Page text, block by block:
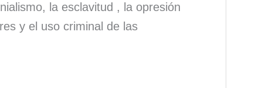
la esclavitud , la opresión
y el uso criminal de las